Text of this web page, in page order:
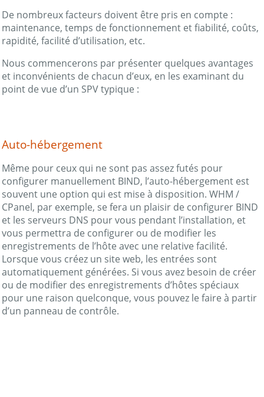
De nombreux facteurs doivent être pris en compte :
maintenance, temps de fonctionnement et fiabilité, coûts,
rapidité, facilité d’utilisation, etc.
Nous commencerons par présenter quelques avantages
et inconvénients de chacun d’eux, en les examinant du
point de vue d’un SPV typique :
Auto-hébergement
Même pour ceux qui ne sont pas assez futés pour
configurer manuellement BIND, l’auto-hébergement est
souvent une option qui est mise à disposition. WHM /
CPanel, par exemple, se fera un plaisir de configurer BIND
et les serveurs DNS pour vous pendant l’installation, et
vous permettra de configurer ou de modifier les
enregistrements de l’hôte avec une relative facilité.
Lorsque vous créez un site web, les entrées sont
automatiquement générées. Si vous avez besoin de créer
ou de modifier des enregistrements d’hôtes spéciaux
pour une raison quelconque, vous pouvez le faire à partir
d’un panneau de contrôle.